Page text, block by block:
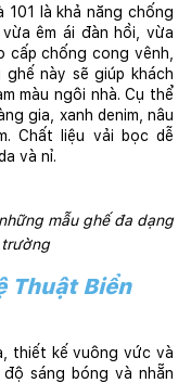
là khả năng chống
êm ái đàn hồi, vừa
cấp chống cong vênh,
này sẽ giúp khách
màu ngôi nhà. Cụ thể
gia, xanh denim, nâu
Chất liệu vải bọc dễ
và nỉ.
mẫu ghế đa dạng
trường
Thuật Biển
thiết kế vuông vức và
sáng bóng và nhẵn